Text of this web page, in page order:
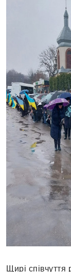
Щирі співчуття